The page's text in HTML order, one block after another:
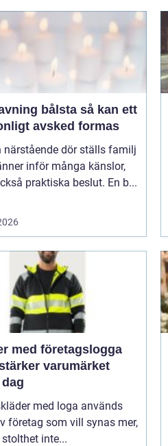
bålsta så kan ett
avsked formas
närstående dör ställs familj
inför många känslor,
praktiska beslut. En b...
med företagslogga
varumärket
med loga används
företag som vill synas mer,
inte...